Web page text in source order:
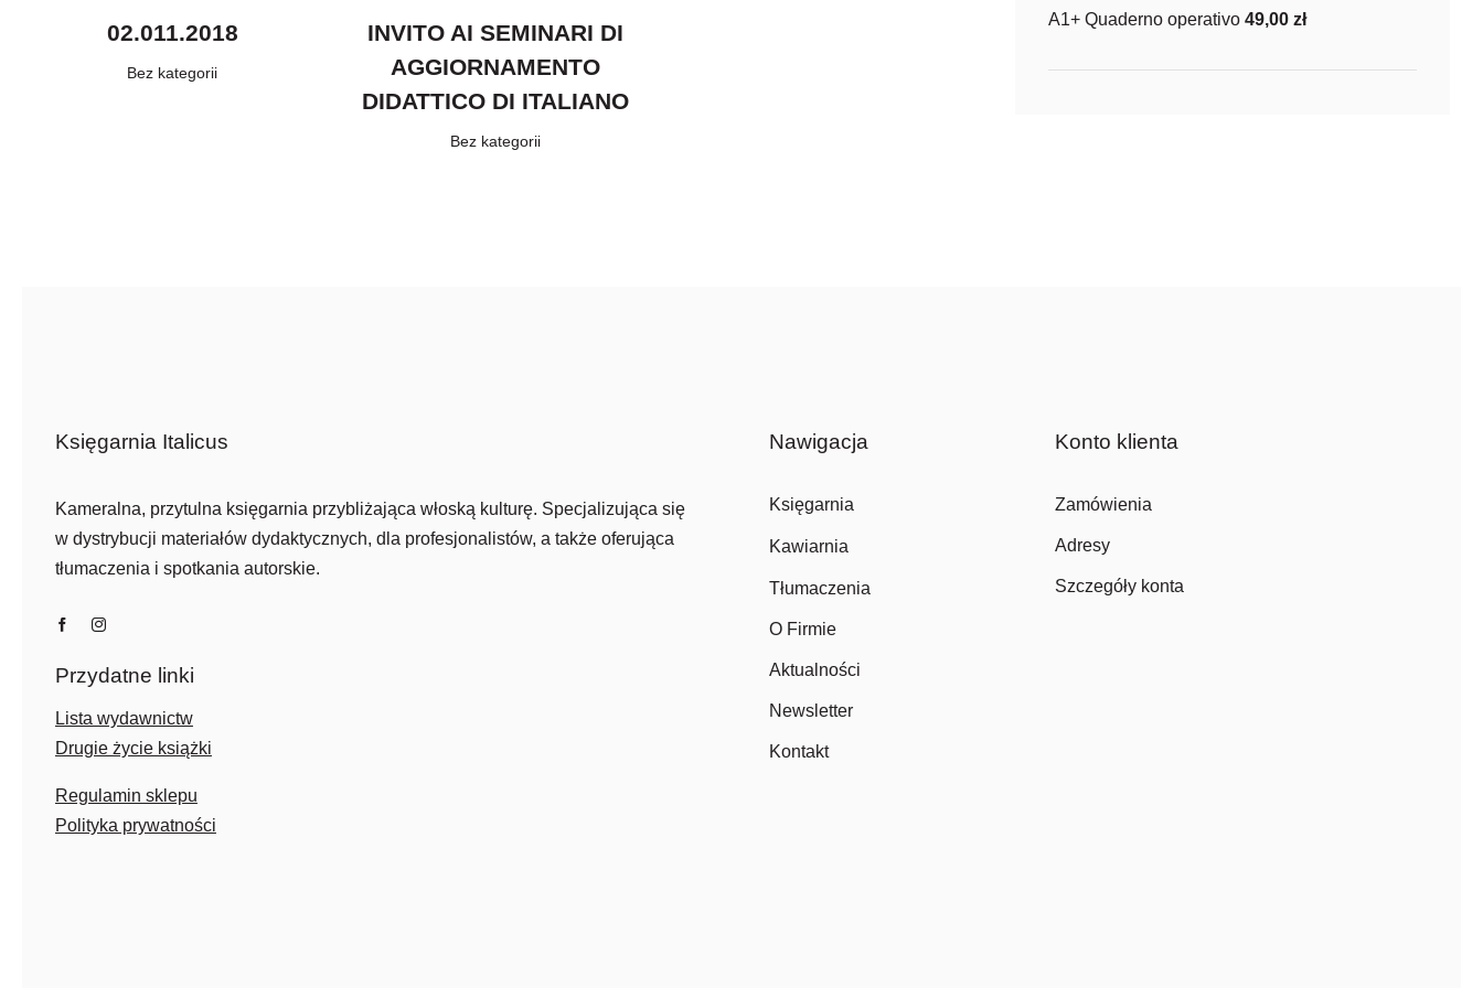
02.011.2018
Bez kategorii
INVITO AI SEMINARI DI
AGGIORNAMENTO
DIDATTICO DI ITALIANO
Bez kategorii
A1+ Quaderno operativo 49,00zł
Księgarnia Italicus
Kameralna, przytulna księgarnia przybliżająca włoską kulturę. Specjalizująca się
w dystrybucji materiałów dydaktycznych, dla profesjonalistów, a także oferująca
tłumaczenia i spotkania autorskie.
Przydatne linki
Lista wydawnictw
Drugie życie książki
Regulamin sklepu
Polityka prywatności
Nawigacja
Księgarnia
Kawiarnia
Tłumaczenia
O Firmie
Aktualności
Newsletter
Kontakt
Konto klienta
Zamówienia
Adresy
Szczegóły konta